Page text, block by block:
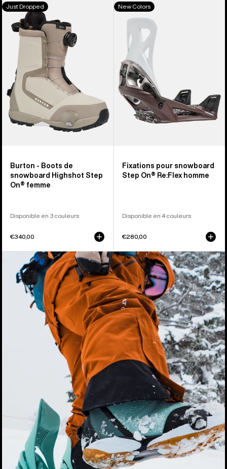
-
Boots
snowboard
Highshot
Step
On®
femme
Just Dropped
Burton - Boots de
snowboard Highshot Step
On® femme
Disponible en 3 couleurs
€340,00
-
pour
snowboard
Step
On®
Re:Flex
pour
homme
New Colors
Fixations pour snowboard
Step On® Re:Flex homme
Disponible en 4 couleurs
€280,00